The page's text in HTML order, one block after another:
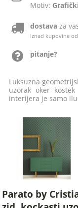
Motiv:
dostavaza
Iznad kupovine od
pitanje?
Luksuzna
uzorak oker
interijera je samo
Parato by